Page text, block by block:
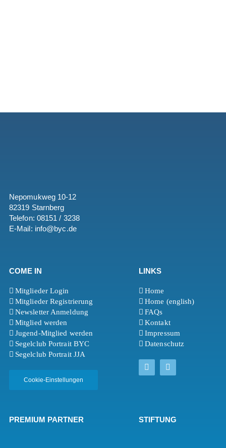
Nepomukweg 10-12
82319 Starnberg
Telefon: 08151 / 3238
E-Mail: info@byc.de
COME IN
Mitglieder Login
Mitglieder Registrierung
Newsletter Anmeldung
Mitglied werden
Jugend-Mitglied werden
Segelclub Portrait BYC
Segelclub Portrait JJA
Cookie-Einstellungen
LINKS
Home
Home (english)
FAQs
Kontakt
Impressum
Datenschutz
PREMIUM PARTNER STIFTUNG